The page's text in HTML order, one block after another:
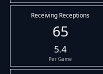
Receiving Receptions
65
5.4
Per Game